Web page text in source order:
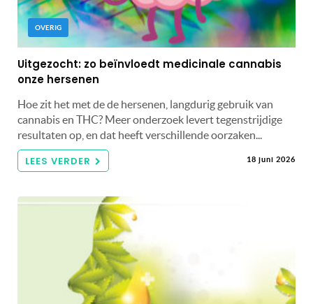
OVERIG
Uitgezocht: zo beïnvloedt medicinale cannabis
onze hersenen
Hoe zit het met de de hersenen, langdurig gebruik van
cannabis en THC? Meer onderzoek levert tegenstrijdige
resultaten op, en dat heeft verschillende oorzaken...
LEES VERDER 18 juni 2026